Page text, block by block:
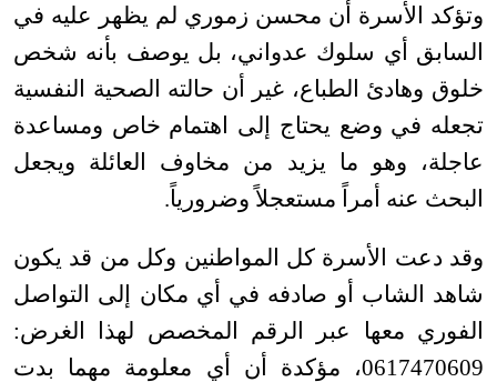
وتؤكد الأسرة أن محسن زموري لم يظهر عليه في
السابق أي سلوك عدواني، بل يوصف بأنه شخص
خلوق وهادئ الطباع، غير أن حالته الصحية النفسية
تجعله في وضع يحتاج إلى اهتمام خاص ومساعدة
عاجلة، وهو ما يزيد من مخاوف العائلة ويجعل
البحث عنه أمراً مستعجلاً وضرورياً.
وقد دعت الأسرة كل المواطنين وكل من قد يكون
شاهد الشاب أو صادفه في أي مكان إلى التواصل
الفوري معها عبر الرقم المخصص لهذا الغرض:
0617470609، مؤكدة أن أي معلومة مهما بدت